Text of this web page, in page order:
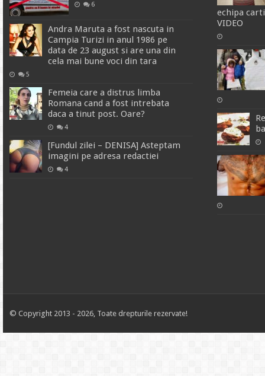
6
Andra Maruta a fost nascuta in
Campia Turizi in anul 1986 pe
data de 23 august si are una din
cela mai bune voci din tara
5
Femeia care a distrus limba
Romana cand a fost intrebata
daca a tinut post. Oare?
4
[Fundul zilei – DENISA] Asteptam
imagini pe adresa redactiei
4
echipa
VIDEO
© Copyright 2013 - 2026, Toate drepturile rezervate!